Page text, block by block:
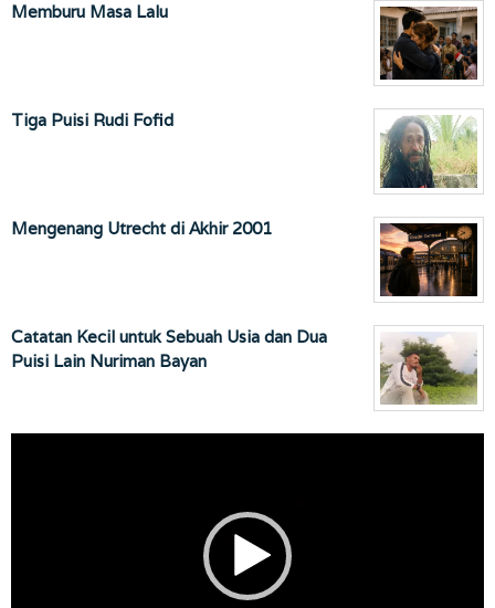
Memburu Masa Lalu
Tiga Puisi Rudi Fofid
Mengenang Utrecht di Akhir 2001
Catatan Kecil untuk Sebuah Usia dan Dua
Puisi Lain Nuriman Bayan